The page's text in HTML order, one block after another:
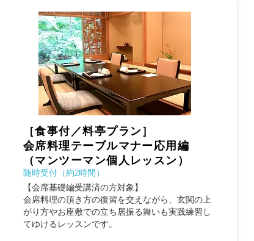
［食事付／料亭プラン］
会席料理テーブルマナー応用編
（マンツーマン個人レッスン）
随時受付（約2時間）
【会席基礎編受講済の方対象】
会席料理の頂き方の復習を交えながら、玄関の上
がり方やお座敷での立ち居振る舞いも実践練習し
てゆけるレッスンです。